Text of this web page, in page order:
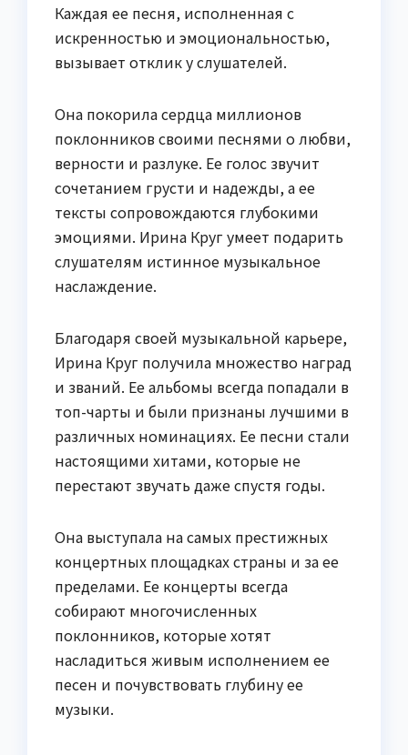
Каждая ее песня, исполненная с
искренностью и эмоциональностью,
вызывает отклик у слушателей.
Она покорила сердца миллионов
поклонников своими песнями о любви,
верности и разлуке. Ее голос звучит
сочетанием грусти и надежды, а ее
тексты сопровождаются глубокими
эмоциями. Ирина Круг умеет подарить
слушателям истинное музыкальное
наслаждение.
Благодаря своей музыкальной карьере,
Ирина Круг получила множество наград
и званий. Ее альбомы всегда попадали в
топ-чарты и были признаны лучшими в
различных номинациях. Ее песни стали
настоящими хитами, которые не
перестают звучать даже спустя годы.
Она выступала на самых престижных
концертных площадках страны и за ее
пределами. Ее концерты всегда
собирают многочисленных
поклонников, которые хотят
насладиться живым исполнением ее
песен и почувствовать глубину ее
музыки.